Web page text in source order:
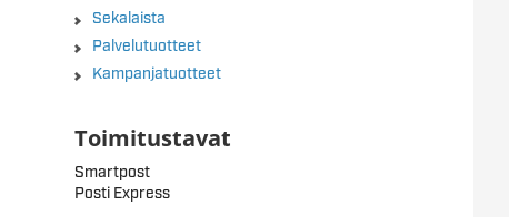
Sekalaista
Palvelutuotteet
Kampanjatuotteet
Toimitustavat
Smartpost
Posti Express